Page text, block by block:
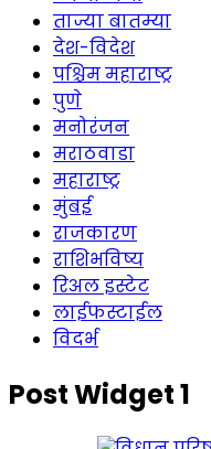
ताज्या बातम्या
देश-विदेश
पश्चिम महाराष्ट्र
पुणे
मनोरंजन
मराठवाडा
महाराष्ट्र
मुंबई
राजकारण
राशिभविष्य
रिअल इस्टेट
लाईफस्टाईल
विदर्भ
Post Widget 1